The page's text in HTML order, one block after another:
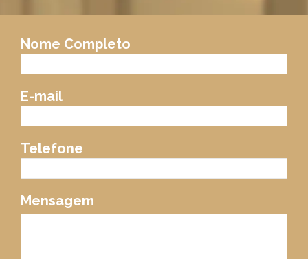
Nome Completo
E-mail
Telefone
Mensagem